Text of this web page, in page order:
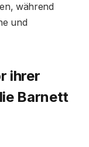
während
und
ihrer
Barnett